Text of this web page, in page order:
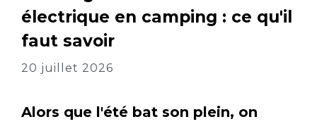
électrique en camping : ce qu'il
faut savoir
20 juillet 2026
Alors que l'été bat son plein, on